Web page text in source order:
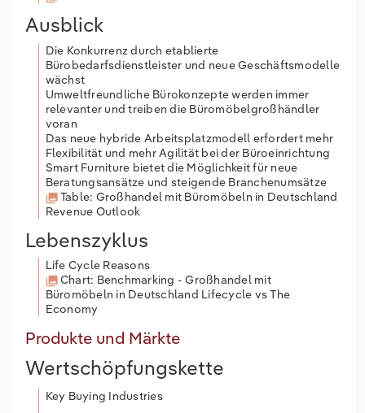
Ausblick
Die Konkurrenz durch etablierte
Bürobedarfsdienstleister und neue Geschäftsmodelle
wächst
Umweltfreundliche Bürokonzepte werden immer
relevanter und treiben die Büromöbelgroßhändler
voran
Das neue hybride Arbeitsplatzmodell erfordert mehr
Flexibilität und mehr Agilität bei der Büroeinrichtung
Smart Furniture bietet die Möglichkeit für neue
Beratungsansätze und steigende Branchenumsätze
Table: Großhandel mit Büromöbeln in Deutschland
Revenue Outlook
Lebenszyklus
Life Cycle Reasons
Chart: Benchmarking - Großhandel mit
Büromöbeln in Deutschland Lifecycle vs The
Economy
Produkte und Märkte
Wertschöpfungskette
Key Buying Industries